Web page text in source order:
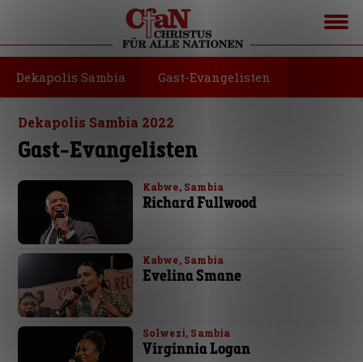
Dekapolis Sambia Gast-Evangelisten
Dekapolis Sambia 2022
Gast-Evangelisten
Kabwe, Sambia
Richard Fullwood
Kabwe, Sambia
Evelina Smane
Solwezi, Sambia
Virginnia Logan